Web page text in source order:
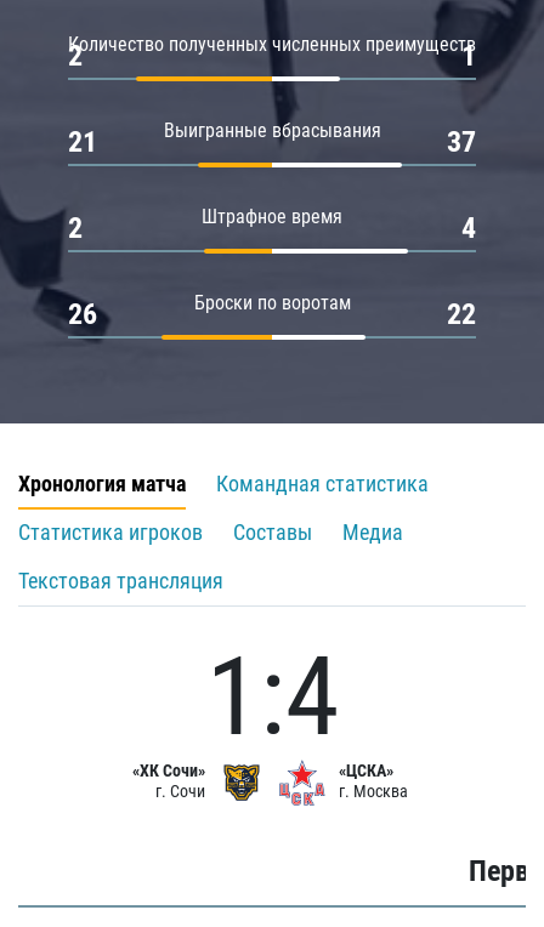
Количество полученных численных преимуществ
2 1
Выигранные вбрасывания
21 37
Штрафное время
2 4
Броски по воротам
26 22
Хронология матча
Командная статистика
Статистика игроков
Составы
Медиа
Текстовая трансляция
«ХК Сочи»
г. Сочи
1:4
«ЦСКА»
г. Москва